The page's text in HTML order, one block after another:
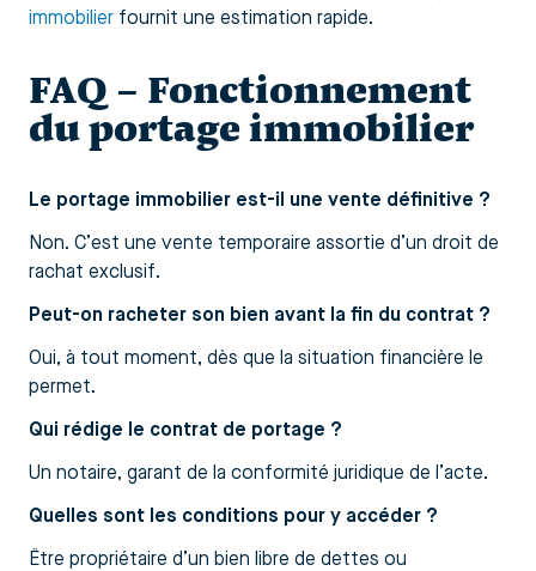
immobilier fournit une estimation rapide.
FAQ – Fonctionnement
du portage immobilier
Le portage immobilier est-il une vente définitive ?
Non. C’est une vente temporaire assortie d’un droit de
rachat exclusif.
Peut-on racheter son bien avant la fin du contrat ?
Oui, à tout moment, dès que la situation financière le
permet.
Qui rédige le contrat de portage ?
Un notaire, garant de la conformité juridique de l’acte.
Quelles sont les conditions pour y accéder ?
Être propriétaire d’un bien libre de dettes ou